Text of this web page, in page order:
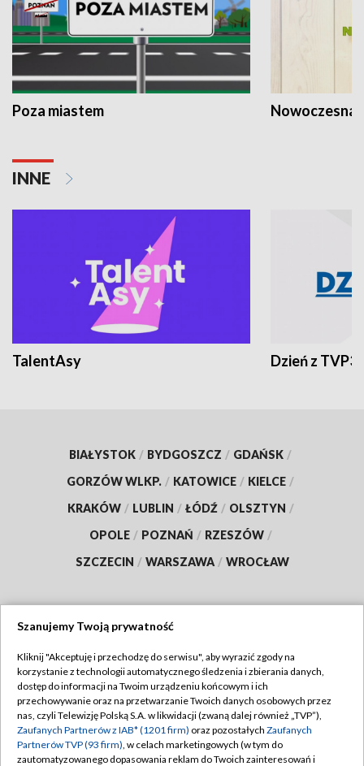
Poza miastem Nowoczesna
INNE
TalentAsy Dzień z TVP3
BIAŁYSTOK / BYDGOSZCZ / GDAŃSK /
GORZÓW WLKP. / KATOWICE / KIELCE /
KRAKÓW / LUBLIN / ŁÓDŹ / OLSZTYN /
OPOLE / POZNAŃ / RZESZÓW /
SZCZECIN / WARSZAWA / WROCŁAW
TVP
Abonament TVP
Emisja w TVP
Centrum informacji TVP
Regulamin TVP
Polityka prywatności
Moje zgody
Szanujemy Twoją prywatność
Kliknij "Akceptuję i przechodzę do serwisu", aby wyrazić zgody na
korzystanie z technologii automatycznego śledzenia i zbierania danych,
dostęp do informacji na Twoim urządzeniu końcowym i ich
przechowywanie oraz na przetwarzanie Twoich danych osobowych przez
nas, czyli Telewizję Polską S.A. w likwidacji (zwaną dalej również „TVP”),
Zaufanych Partnerów z IAB* (1201 firm) oraz pozostałych Zaufanych
Partnerów TVP (93 firm), w celach marketingowych (w tym do
zautomatyzowanego dopasowania reklam do Twoich zainteresowań i